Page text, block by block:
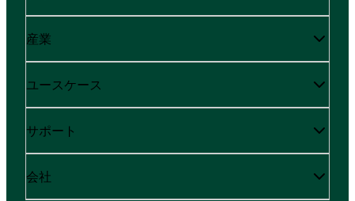
産業
ユースケース
サポート
会社